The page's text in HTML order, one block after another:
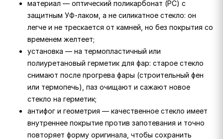
материал — оптический поликарбонат (PC) с
защитным УФ-лаком, а не силикатное стекло: он
легче и не трескается от камней, но без покрытия со
временем желтеет;
установка — на термопластичный или
полиуретановый герметик для фар: старое стекло
снимают после прогрева фары (строительный фен
или термопечь), паз очищают и сажают новое
стекло на герметик;
антифог и геометрия — качественное стекло имеет
внутреннее покрытие против запотевания и точно
повторяет форму оригинала, чтобы сохранить